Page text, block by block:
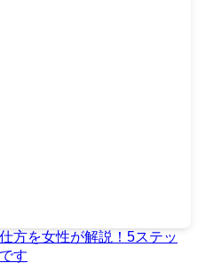
方を女性が解説！5ステッ
す